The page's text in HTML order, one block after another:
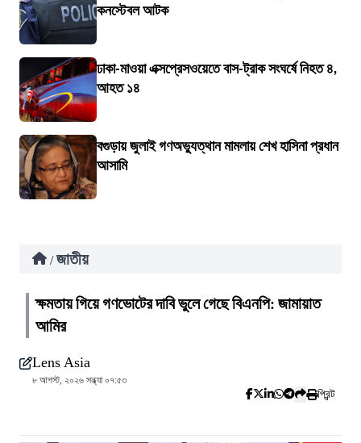
কনস্টেবল আটক
ঢাকা-মাওয়া এক্সপ্রেসওয়েতে বাস-ট্রাক সংঘর্ষে নিহত ৪,
আহত ১৪
বগুড়ায় জুলাই গণঅভ্যুত্থান মামলায় শেখ হাসিনা প্রধান
আসামি
/ জাতীয়
ক্ষমতায় গিয়ে গণভোটের দাবি ভুলে গেছে বিএনপি: জামায়াত
আমির
Lens Asia
৮ আগস্ট, ২০২৬ সন্ধ্যা ০৭:৫৩
প্রিন্ট